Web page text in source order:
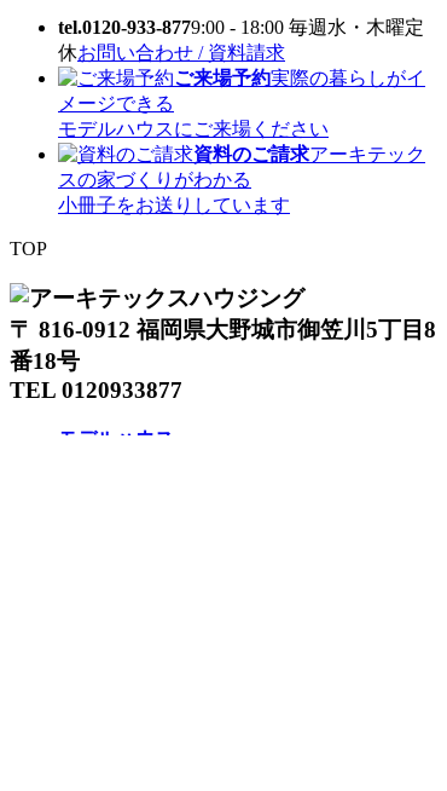
tel.0120-933-8779:00 - 18:00 毎週水・木曜定
休お問い合わせ / 資料請求
ご来場予約実際の暮らしがイ
メージできる
モデルハウスにご来場ください
資料のご請求アーキテック
スの家づくりがわかる
小冊子をお送りしています
TOP
〒 816-0912 福岡県大野城市御笠川5丁目8
番18号
TEL 0120933877
モデルハウス